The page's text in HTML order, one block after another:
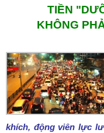
TIỀN
KHÔNG
khích, động viên lực